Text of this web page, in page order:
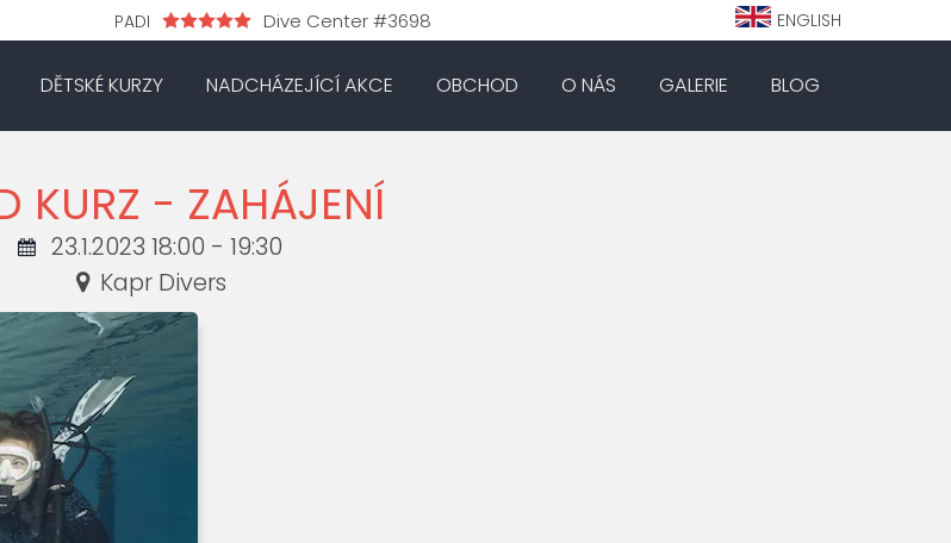
PADI Dive Center #3698 ENGLISH
DĚTSKÉ KURZY NADCHÁZEJÍCÍ AKCE OBCHOD O NÁS GALERIE BLOG
KURZ - ZAHÁJENÍ
23.1.2023 18:00 - 19:30
Kapr Divers